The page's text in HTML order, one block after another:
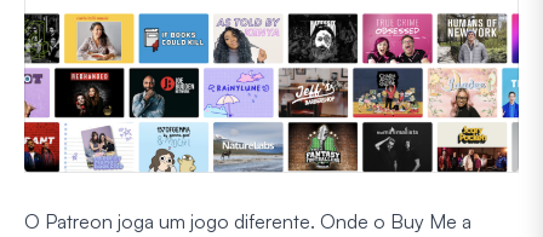
O Patreon joga um jogo diferente. Onde o Buy Me a